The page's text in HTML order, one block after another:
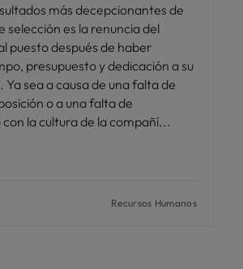
más decepcionantes de
selección es la renuncia del
puesto después de haber
presupuesto y dedicación a su
sea a causa de una falta de
o a una falta de
la cultura de la compañí
Recursos Humanos